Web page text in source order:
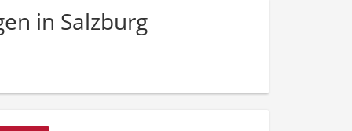
in Salzburg